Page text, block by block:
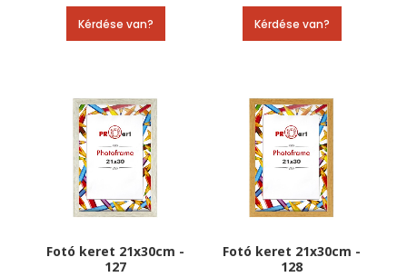
Kérdése van? Kérdése van?
Fotó keret 21x30cm -
127
Fotó keret 21x30cm -
128